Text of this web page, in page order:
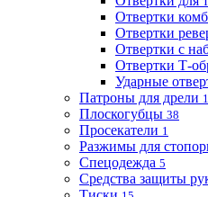
Отвертки
Отвертки
Отвертки с
Отвертки Т-
Ударные
Патроны для дрели
Плоскогубцы 38
Просекатели 1
Разжимы для
Спецодежда 5
Средства защиты